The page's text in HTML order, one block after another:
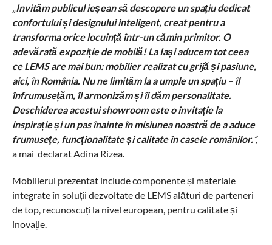
„Invităm publicul ieșean să descopere un spațiu dedicat
confortului și designului inteligent, creat pentru a
transforma orice locuință într-un cămin primitor. O
adevărată expoziție de mobilă!La Iași aducem tot ceea
ce LEMS are mai bun: mobilier realizat cu grijă și pasiune,
aici, în România. Nu ne limităm la a umple un spațiu – îl
înfrumusețăm, îl armonizăm și îi dăm personalitate.
Deschiderea acestui showroom este o invitație la
inspirație și un pas înainte în misiunea noastră de a aduce
frumusețe, funcționalitate și calitate în casele românilor.”,
a mai declarat Adina Rizea.
Mobilierul prezentat include componente și materiale
integrate în soluții dezvoltate de LEMS alături de parteneri
de top, recunoscuți la nivel european, pentru calitate și
inovație.